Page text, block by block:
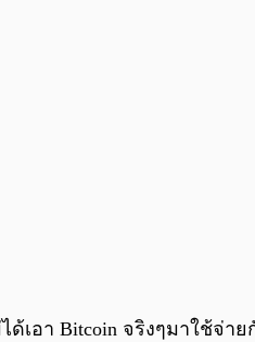
เอา Bitcoin จริงๆมาใช้จ่